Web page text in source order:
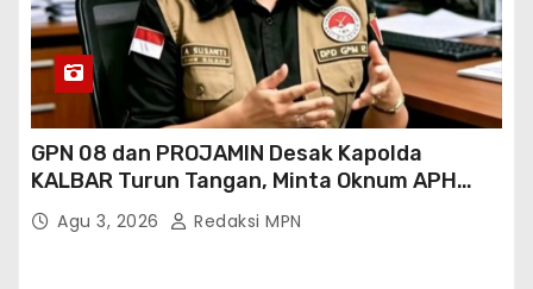
GPN 08 dan PROJAMIN Desak Kapolda
KALBAR Turun Tangan, Minta Oknum APH
Binaan SAWMILL Ilegal Sintang Ditindak
Agu 3, 2026 Redaksi MPN